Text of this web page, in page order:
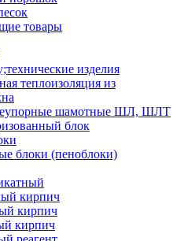
товары
изделия
теплоизоляция из
шамотные ШЛ, ШЛТ
блок
блоки (пеноблоки)
кирпич
кирпич
кирпич